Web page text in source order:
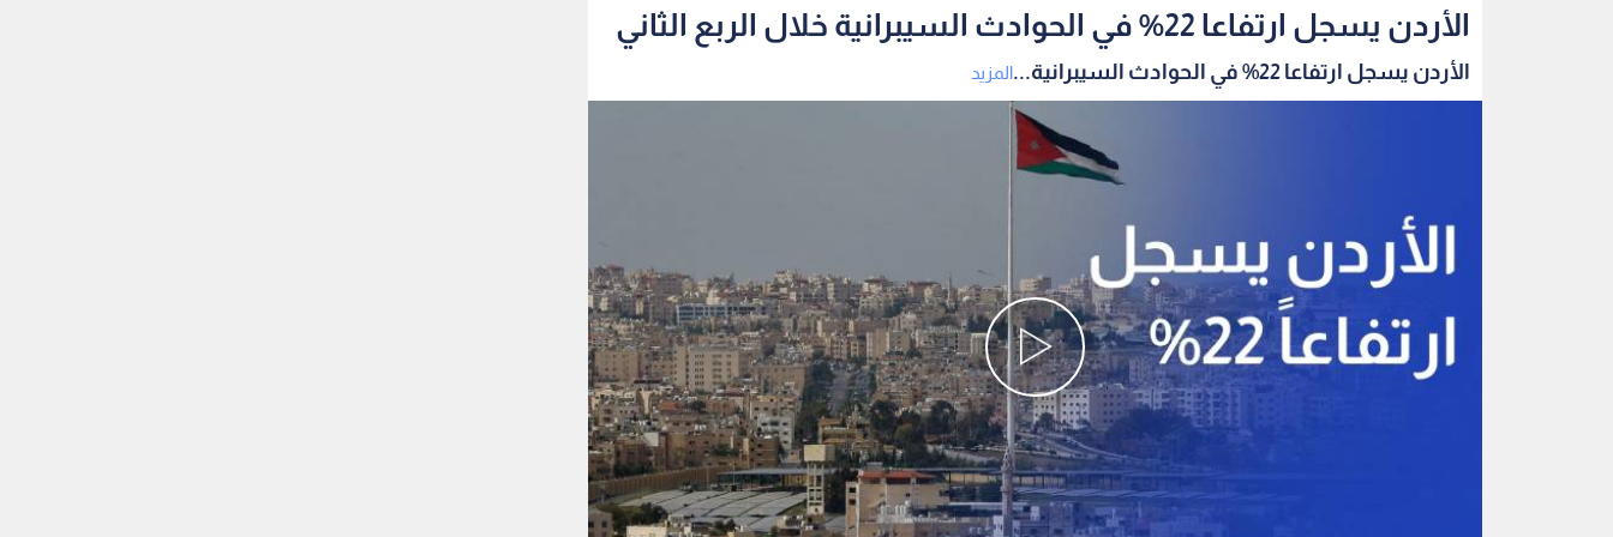
الأردن يسجل ارتفاعا 22% في الحوادث السيبرانية خلال الربع الثاني
الأردن يسجل ارتفاعا 22% في الحوادث السيبرانية... المزيد